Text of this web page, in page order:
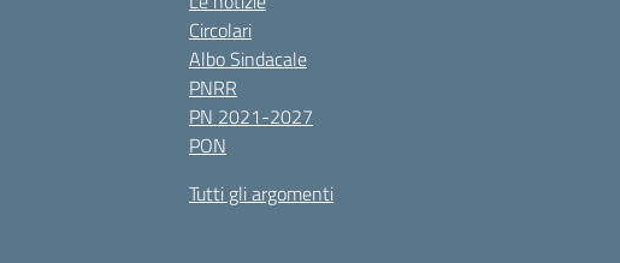
Circolari
Albo Sindacale
PNRR
PN 2021-2027
PON
Tutti gli argomenti